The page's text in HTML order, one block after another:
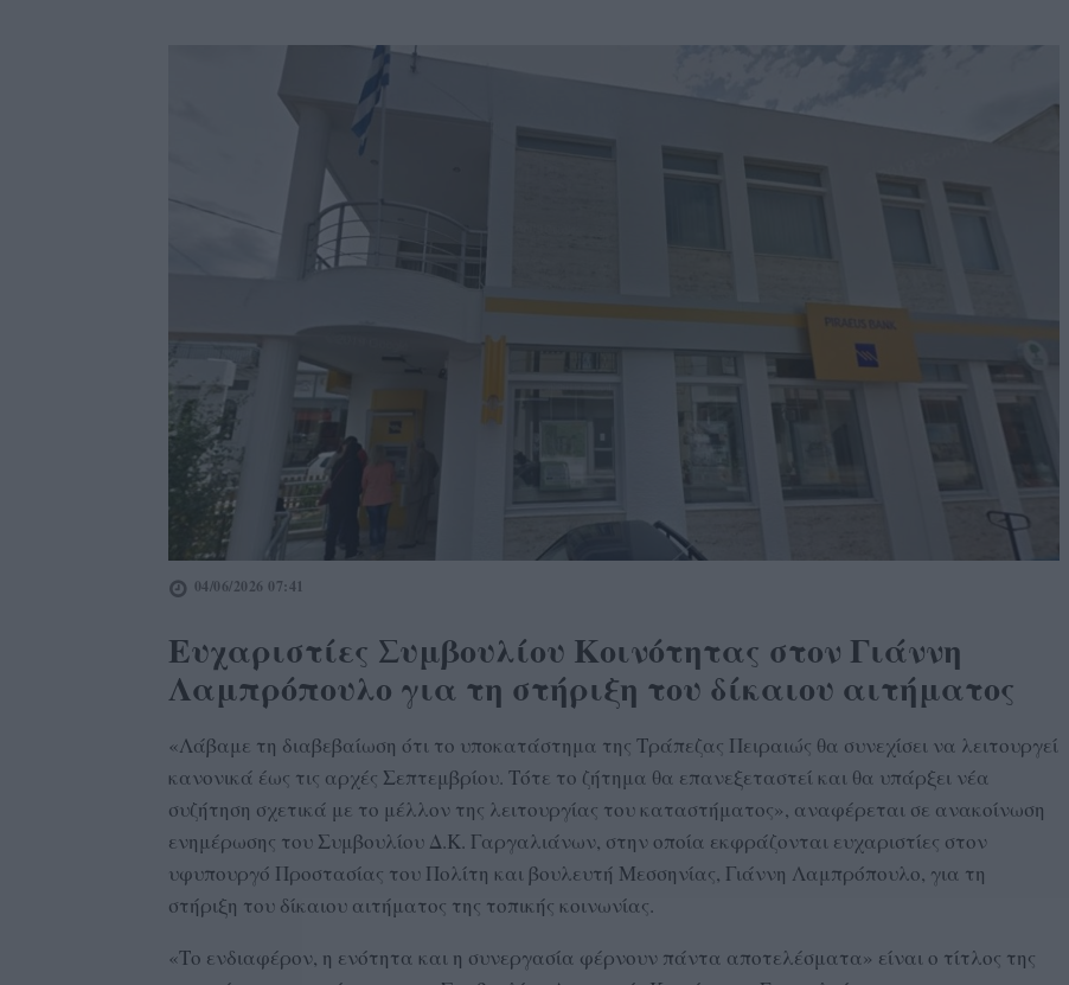
04/06/2026 07:41
Ευχαριστίες Συμβουλίου Κοινότητας στον Γιάννη
Λαμπρόπουλο για τη στήριξη του δίκαιου αιτήματος
«Λάβαμε τη διαβεβαίωση ότι το υποκατάστημα της Τράπεζας Πειραιώς θα συνεχίσει να λειτουργεί
κανονικά έως τις αρχές Σεπτεμβρίου. Τότε το ζήτημα θα επανεξεταστεί και θα υπάρξει νέα
συζήτηση σχετικά με το μέλλον της λειτουργίας του καταστήματος», αναφέρεται σε ανακοίνωση
ενημέρωσης του Συμβουλίου Δ.Κ. Γαργαλιάνων, στην οποία εκφράζονται ευχαριστίες στον
υφυπουργό Προστασίας του Πολίτη και βουλευτή Μεσσηνίας, Γιάννη Λαμπρόπουλο, για τη
στήριξη του δίκαιου αιτήματος της τοπικής κοινωνίας.
«Το ενδιαφέρον, η ενότητα και η συνεργασία φέρνουν πάντα αποτελέσματα» είναι ο τίτλος της